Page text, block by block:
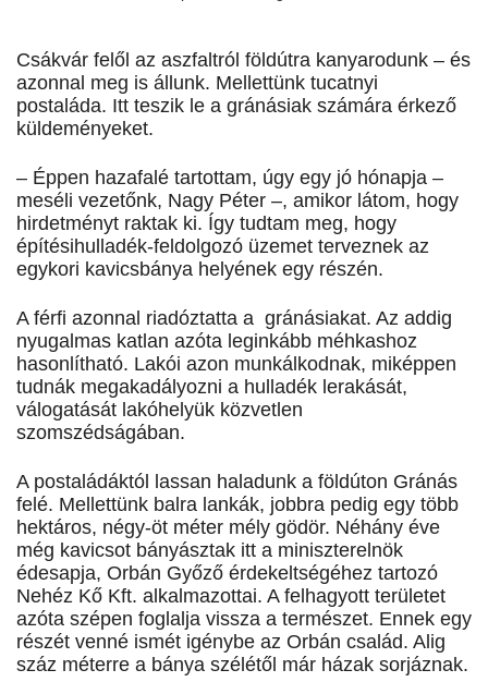
Csákvár felől az aszfaltról földútra kanyarodunk – és
azonnal meg is állunk. Mellettünk tucatnyi
postaláda. Itt teszik le a gránásiak számára érkező
küldeményeket.
– Éppen hazafalé tartottam, úgy egy jó hónapja –
meséli vezetőnk, Nagy Péter –, amikor látom, hogy
hirdetményt raktak ki. Így tudtam meg, hogy
építésihulladék-feldolgozó üzemet terveznek az
egykori kavicsbánya helyének egy részén.
A férfi azonnal riadóztatta a gránásiakat. Az addig
nyugalmas katlan azóta leginkább méhkashoz
hasonlítható. Lakói azon munkálkodnak, miképpen
tudnák megakadályozni a hulladék lerakását,
válogatását lakóhelyük közvetlen
szomszédságában.
A postaládáktól lassan haladunk a földúton Gránás
felé. Mellettünk balra lankák, jobbra pedig egy több
hektáros, négy-öt méter mély gödör. Néhány éve
még kavicsot bányásztak itt a miniszterelnök
édesapja, Orbán Győző érdekeltségéhez tartozó
Nehéz Kő Kft. alkalmazottai. A felhagyott területet
azóta szépen foglalja vissza a természet. Ennek egy
részét venné ismét igénybe az Orbán család. Alig
száz méterre a bánya szélétől már házak sorjáznak.